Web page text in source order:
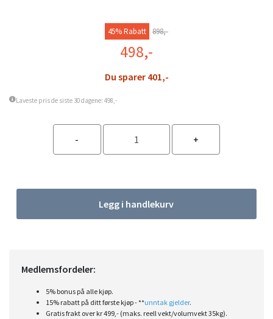
45% Rabatt 898,-
498,-
Du sparer 401,-
Laveste pris de siste 30 dagene: 498,-
Legg i handlekurv
Medlemsfordeler:
5% bonus på alle kjøp.
15% rabatt på ditt første kjøp - **unntak gjelder.
Gratis frakt over kr 499,- (maks. reell vekt/volumvekt 35kg).